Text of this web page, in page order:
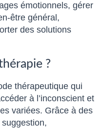
émotionnels, gérer
être général,
des solutions
?
thérapeutique qui
à l’inconscient et
variées. Grâce à des